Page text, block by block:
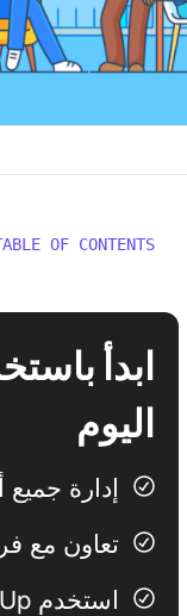
OF CONTENTS
اليوم
إدارة
تعاون مع
استخدم ClickUp مجانًا—إلى الأبد